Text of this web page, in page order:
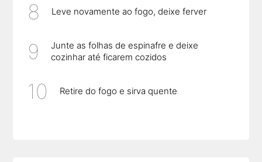
Leve novamente ao fogo, deixe ferver
Junte as folhas de espinafre e deixe
cozinhar até ficarem cozidos
Retire do fogo e sirva quente